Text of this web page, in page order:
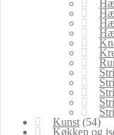
Kunst (54)
Køkken og